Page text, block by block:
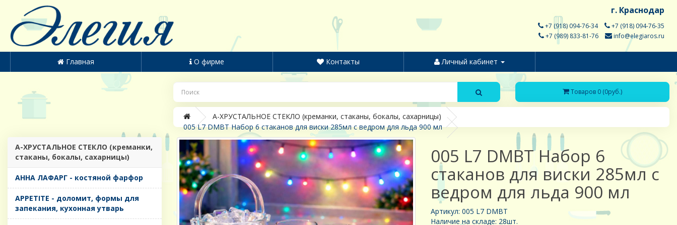
г. Краснодар
+7 (918) 094-76-34
+7 (918) 094-76-35
+7 (989) 833-81-76
info@elegiaros.ru
Главная О фирме Контакты Личный кабинет
Товаров 0 (0руб.)
A-ХРУСТАЛЬНОЕ СТЕКЛО (креманки, стаканы, бокалы, сахарницы)
005 L7 DMBT Набор 6 стаканов для виски 285мл с ведром для льда 900 мл
A-ХРУСТАЛЬНОЕ СТЕКЛО (креманки,
стаканы, бокалы, сахарницы)
AHHA ЛАФАРГ - костяной фарфор
APPETITE - доломит, формы для
запекания, кухонная утварь
005 L7 DMBT Набор 6
стаканов для виски 285мл с
ведром для льда 900 мл
Артикул: 005 L7 DMBT
Наличие на складе: 28шт.